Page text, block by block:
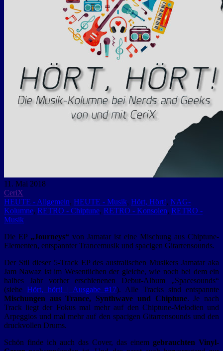
11. Mai 2018
CeriX
HEUTE - Allgemein, HEUTE - Musik, Hört, Hört!, NAG-
Kolumne, RETRO - Chiptune, RETRO - Konsolen, RETRO -
Musik
Die EP „Journeys“ von Jamatar ist eine Mischung aus Chiptune-
Elementen, entspannter Trancemusik und spacigen Gitarrensounds.
Der Stil dieser 5-Track EP des australischen Musikers Jamatar aka
Jam Nawaz ist im Wesentlichen der gleiche, wie noch bei dem ein
halbes Jahr vorher erschienenen Debut-Album „Spacesounds“
(siehe Hört, hört! | Ausgabe #17). Alle Tracks sind entspannte
Mischungen aus Trance, Synthwave und Chiptune. Je nach
Track liegt der Fokus mal mehr auf den Chiptune-Melodien und
Arpeggios und mal mehr auf den spacigen Gitarrensounds und den
druckvollen Drums.
Schön finde ich auch das Cover, das einem gebrauchten Vinyl-